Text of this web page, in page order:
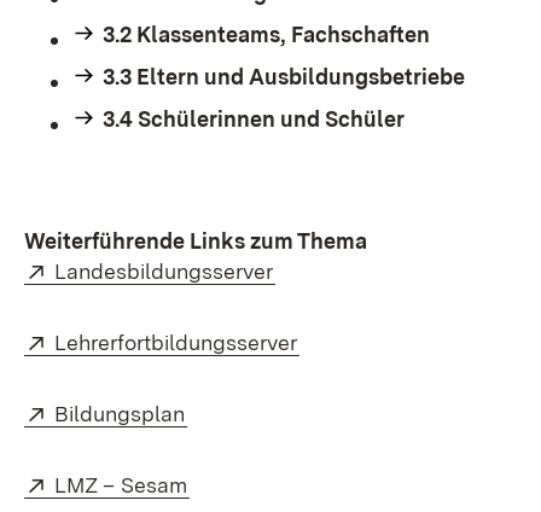
3.2 Klassenteams, Fachschaften
3.3 Eltern und Ausbildungsbetriebe
3.4 Schülerinnen und Schüler
Weiterführende Links zum Thema
Extern:
Landesbildungsserver
Extern:
Lehrerfortbildungsserver
Extern:
Bildungsplan
Extern:
LMZ – Sesam